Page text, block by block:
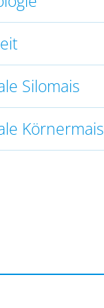
Silomais
Körnermais